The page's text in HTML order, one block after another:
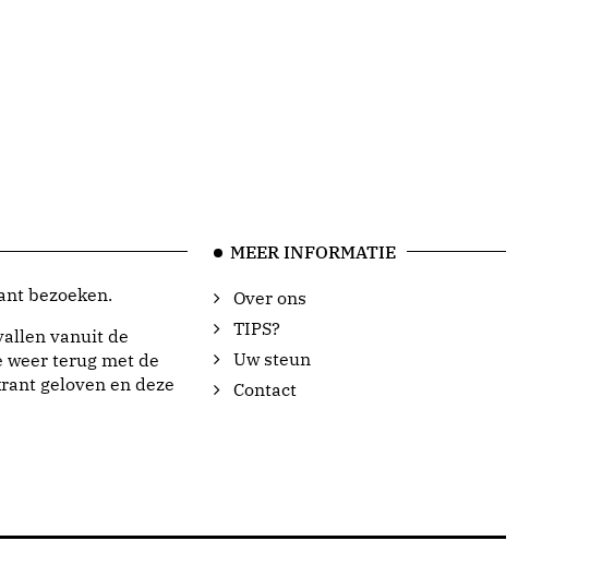
bezoeken.
vanuit de
weer terug met de
geloven en deze
MEER INFORMATIE
Over ons
TIPS?
Uw steun
Contact